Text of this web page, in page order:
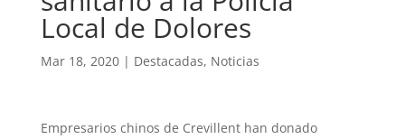
Local de Dolores
Mar 18, 2020| Destacadas, Noticias
Empresarios chinos de Crevillent han donado